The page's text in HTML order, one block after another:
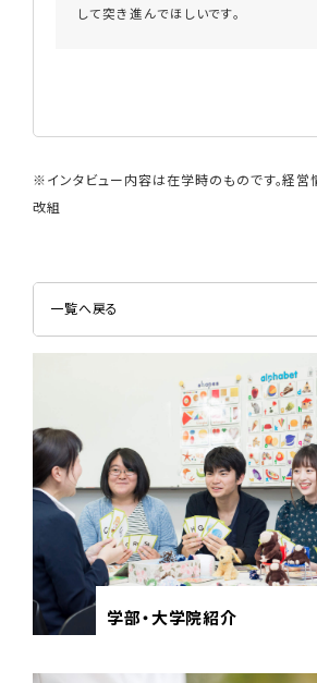
して突き進んでほしいです。
※インタビュー内容は在学時のものです。経
改組
一覧へ戻る
学部・大学院紹介